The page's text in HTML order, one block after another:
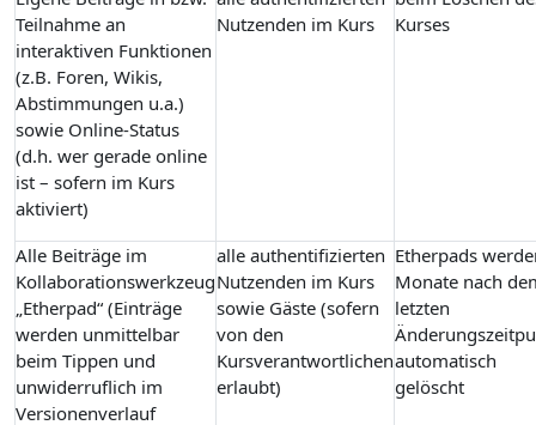
Teilnahme an
interaktiven Funktionen
(z.B. Foren, Wikis,
Abstimmungen u.a.)
sowie Online-Status
(d.h. wer gerade online
ist – sofern im Kurs
aktiviert)
Nutzenden im Kurs
Kurses
Alle Beiträge im
Kollaborationswerkzeug
„Etherpad“ (Einträge
werden unmittelbar
beim Tippen und
unwiderruflich im
Versionenverlauf
alle authentifizierten
Nutzenden im Kurs
sowie Gäste (sofern
von den
Kursverantwortlichen
erlaubt)
Etherpads
Monate nach
letzten
automatisch
gelöscht